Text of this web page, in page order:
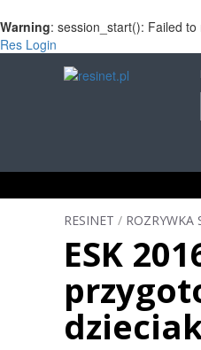
Warning: session_start(): Failed
Res Login
INFORMACJE
RESINET / ROZRYWKA
ESK